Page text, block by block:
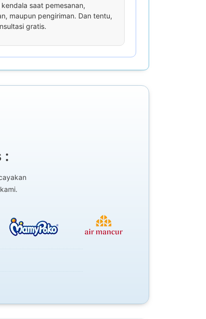
saat pemesanan,
maupun pengiriman. Dan tentu,
gratis.
: